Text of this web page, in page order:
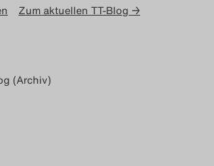
Zum aktuellen TT-Blog →
(Archiv)